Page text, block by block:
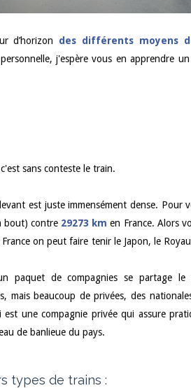
d’horizon des différents moyens
j'espère vous en apprendre
sans conteste le train.
est juste immensément dense. Pour
bout) contre 29273 km en France. Alors
on peut faire tenir le Japon, le
paquet de compagnies se partage le
mais beaucoup de privées, des
est une compagnie privée qui assure
de banlieue du pays.
types de trains :